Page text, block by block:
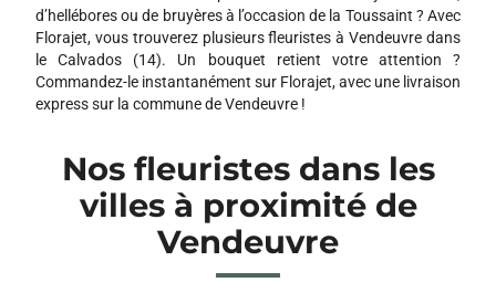
d’hellébores ou de bruyères à l’occasion de la Toussaint ? Avec
Florajet, vous trouverez plusieurs fleuristes à Vendeuvre dans
le Calvados (14). Un bouquet retient votre attention ?
Commandez-le instantanément sur Florajet, avec une livraison
express sur la commune de Vendeuvre !
Nos fleuristes dans les
villes à proximité de
Vendeuvre